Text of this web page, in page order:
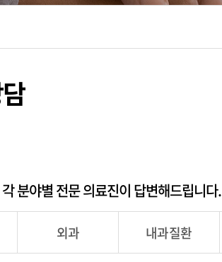
분야별 전문 의료진이 답변해드립니다.
외과 내과질환